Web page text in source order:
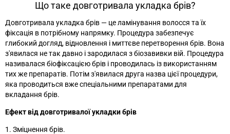
Що таке довготривала укладка брів?
Довготривала укладка брів — це ламінування волосся та їх
фіксація в потрібному напрямку. Процедура забезпечує
глибокий догляд, відновлення і миттєве перетворення брів. Вона
з'явилася не так давно і зародилася з біозавивки вій. Процедура
називалася біофіксацією брів і проводилась із використанням
тих же препаратів. Потім з'явилася друга назва цієї процедури,
яка проводиться вже спеціальними препаратами для
вкладання брів.
Ефект від довготривалої укладки брів
1. Зміцнення брів.